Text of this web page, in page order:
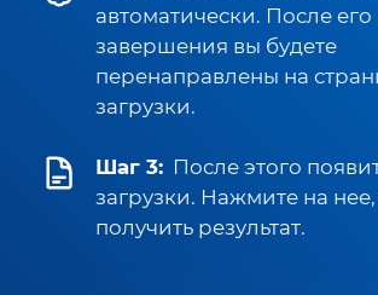
автоматически. После его
завершения вы будете
перенаправлены на
загрузки.
Шаг 3: После этого
загрузки. Нажмите на
получить результат.